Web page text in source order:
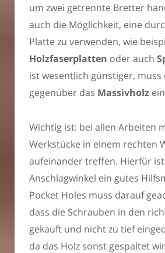
um zwei getrennte Bretter
auch die Möglichkeit, eine
Platte zu verwenden, wie
Holzfaserplatten oder auch
ist wesentlich günstiger,
gegenüber das Massivholz
Wichtig ist: bei allen Arbeiten
Werkstücke in einem rechten
aufeinander treffen. Hierfür
Anschlagwinkel ein gutes
Pocket Holes muss darauf
dass die Schrauben in den
gekauft und nicht zu tief
da das Holz sonst gespaltet